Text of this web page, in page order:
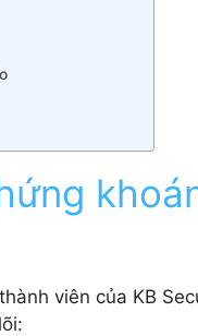
viên của KB